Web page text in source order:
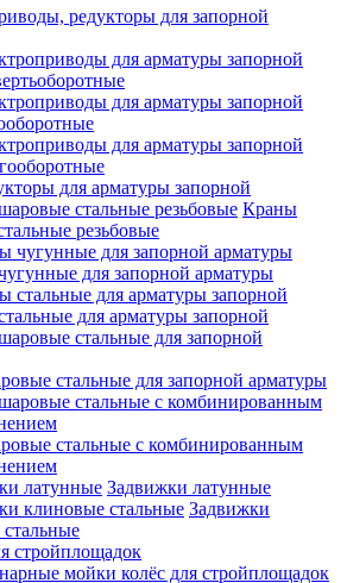
редукторы для запорной
для арматуры запорной
для арматуры запорной
для арматуры запорной
для арматуры запорной
Краны
резьбовые
для запорной арматуры
для арматуры запорной
стальные для запорной арматуры
стальные с комбинированным
Задвижки латунные
Задвижки
стройплощадок